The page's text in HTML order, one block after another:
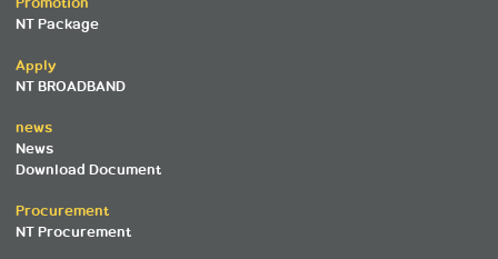
NT Package
Apply
NT BROADBAND
news
News
Download Document
Procurement
NT Procurement